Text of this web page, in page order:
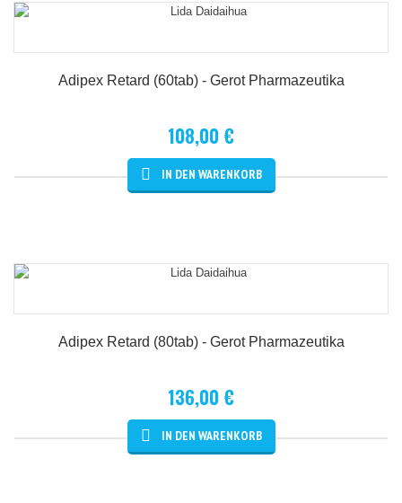
Adipex Retard (60tab) - Gerot Pharmazeutika
108,00 €
Adipex Retard (80tab) - Gerot Pharmazeutika
136,00 €